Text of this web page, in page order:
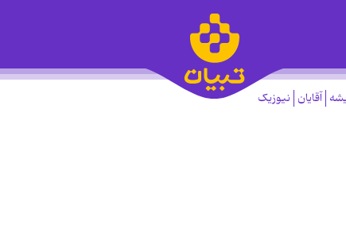
آقایان نیوزیک